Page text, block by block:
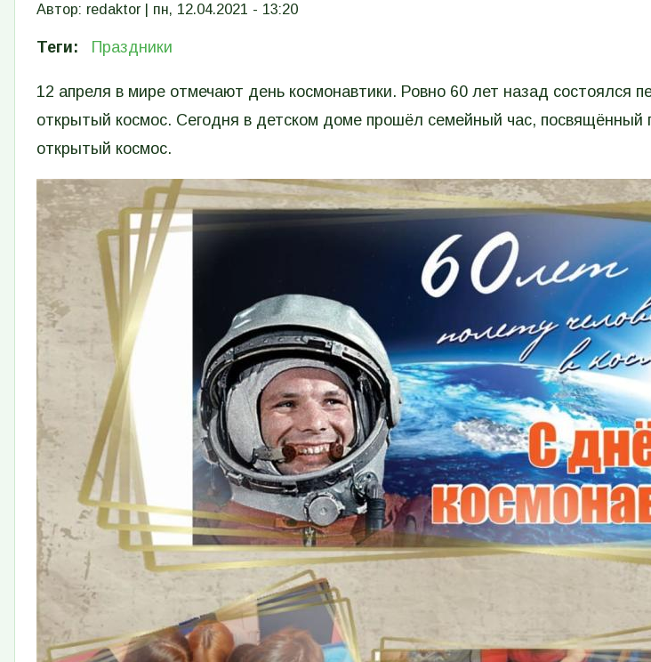
Автор: redaktor пн, 12.04.2021 - 13:20
Теги Праздники
12 апреля в мире отмечают день космонавтики. Ровно 60 лет назад состоялся
открытый космос. Сегодня в детском доме прошёл семейный час, посвящённый
открытый космос.